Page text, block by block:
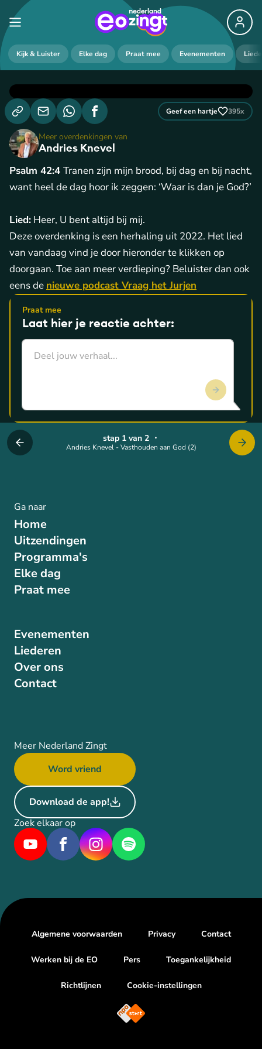
Kijk & Luister Elke dag Praat mee Evenementen
Andries Knevel - Vasthouden aan God (2)
stap 1 van 2・
Geef een hartje 395x
Andries Knevel
Meer overdenkingen van
Psalm 42:4 Tranen zijn mijn brood, bij dag en bij nacht,
want heel de dag hoor ik zeggen: ‘Waar is dan je God?’
Lied: Heer, U bent altijd bij mij.
Deze overdenking is een herhaling uit 2022. Het lied
van vandaag vind je door hieronder te klikken op
doorgaan. Toe aan meer verdieping? Beluister dan ook
eens de nieuwe podcast Vraag het Jurjen
Praat mee
Laat hier je reactie achter:
Ga naar
Home
Uitzendingen
Programma's
Elke dag
Praat mee
Evenementen
Liederen
Over ons
Contact
Meer Nederland Zingt
Word vriend
Download de app!
Zoek elkaar op
Algemene voorwaarden Privacy Contact
Werken bij de EO Pers Toegankelijkheid
Richtlijnen Cookie-instellingen